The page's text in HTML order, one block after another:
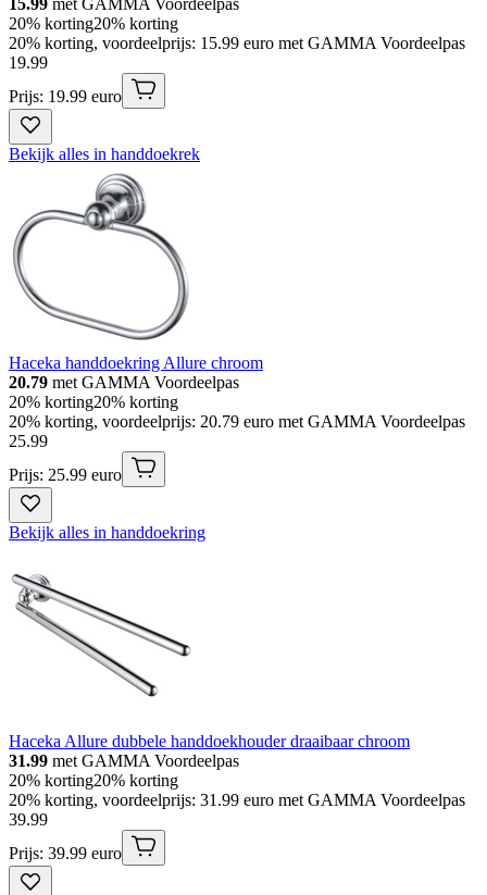
20% korting20% korting
20% korting, voordeelprijs: 15.99 euro met GAMMA Voordeelpas
19.99
Prijs: 19.99 euro
Bekijk alles in handdoekrek
Haceka handdoekring Allure chroom
20.79 met GAMMA Voordeelpas
20% korting20% korting
20% korting, voordeelprijs: 20.79 euro met GAMMA Voordeelpas
25.99
Prijs: 25.99 euro
Bekijk alles in handdoekring
Haceka Allure dubbele handdoekhouder draaibaar chroom
31.99 met GAMMA Voordeelpas
20% korting20% korting
20% korting, voordeelprijs: 31.99 euro met GAMMA Voordeelpas
39.99
Prijs: 39.99 euro